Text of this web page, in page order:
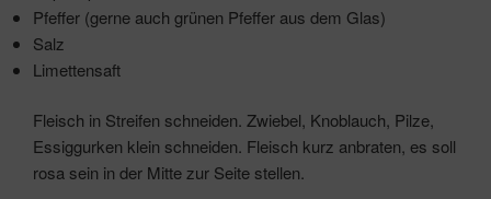
Pfeffer (gerne auch grünen Pfeffer aus dem Glas)
Salz
Limettensaft
Fleisch in Streifen schneiden. Zwiebel, Knoblauch, Pilze,
Essiggurken klein schneiden. Fleisch kurz anbraten, es soll
rosa sein in der Mitte zur Seite stellen.